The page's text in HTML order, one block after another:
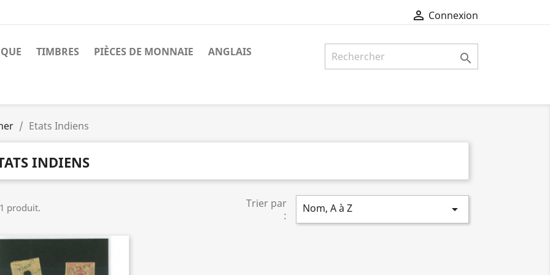
 Connexion

TIMBRES PIÈCES DE MONNAIE ANGLAIS
Etats Indiens
INDIENS
produit.
Trier par
:
Nom, A à Z 